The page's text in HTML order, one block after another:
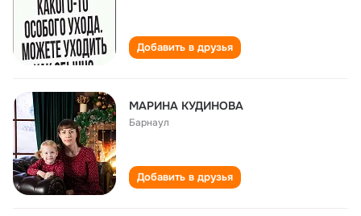
Добавить в друзья
МАРИНА КУДИНОВА
Барнаул
Добавить в друзья